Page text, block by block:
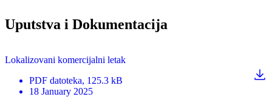
Uputstva i Dokumentacija
Lokalizovani komercijalni letak
PDF datoteka, 125.3 kB
18 January 2025